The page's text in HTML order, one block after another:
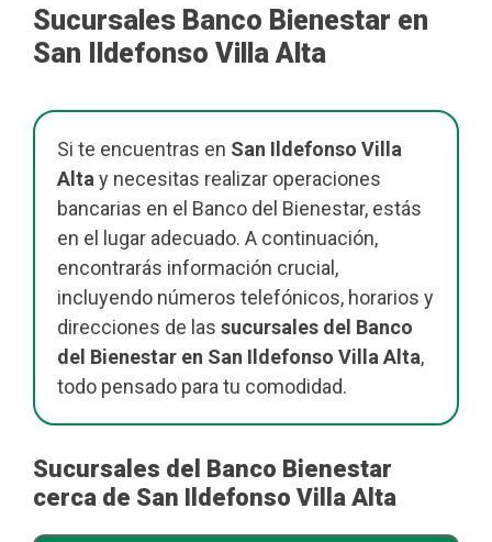
Sucursales Banco Bienestar en
San Ildefonso Villa Alta
Si te encuentras en San Ildefonso Villa
Alta y necesitas realizar operaciones
bancarias en el Banco del Bienestar, estás
en el lugar adecuado. A continuación,
encontrarás información crucial,
incluyendo números telefónicos, horarios y
direcciones de las sucursales del Banco
del Bienestar en San Ildefonso Villa Alta,
todo pensado para tu comodidad.
Sucursales del Banco Bienestar
cerca de San Ildefonso Villa Alta